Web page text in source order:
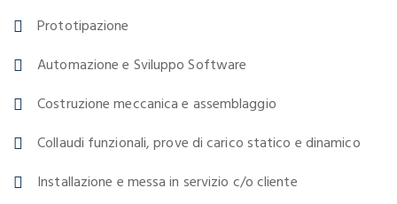
Prototipazione
Automazione e Sviluppo Software
Costruzione meccanica e assemblaggio
Collaudi funzionali, prove di carico statico e dinamico
Installazione e messa in servizio c/o cliente